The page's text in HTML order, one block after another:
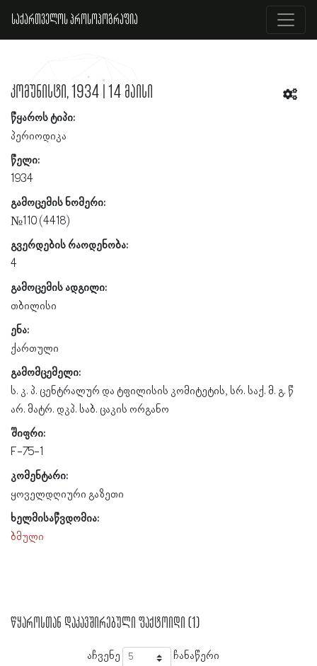
საქართველოს პროსოპოგრაფია
კომუნისტი, 1934 | 14 მაისი
წყაროს ტიპი:
პერიოდიკა
წელი:
1934
გამოცემის ნომერი:
№110 (4418)
გვერდების რაოდენობა:
4
გამოცემის ადგილი:
თბილისი
ენა:
ქართული
გამომცემელი:
ს. კ. პ. ცენტრალურ და ტფილისის კომიტეტის, სრ. საქ. მ. გ. წ
არ. მატრ. დკპ. საბ. ცაკის ორგანო
შიფრი:
F-75-1
კომენტარი:
ყოველდღიური გაზეთი
ხელმისაწვდომია:
ბმული
წყაროსთან დაკავშირებული ფაქტოიდი (1)
აჩვენე ჩანაწერი